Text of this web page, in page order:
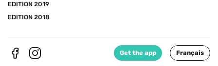
EDITION 2019
EDITION 2018
Get the app Français